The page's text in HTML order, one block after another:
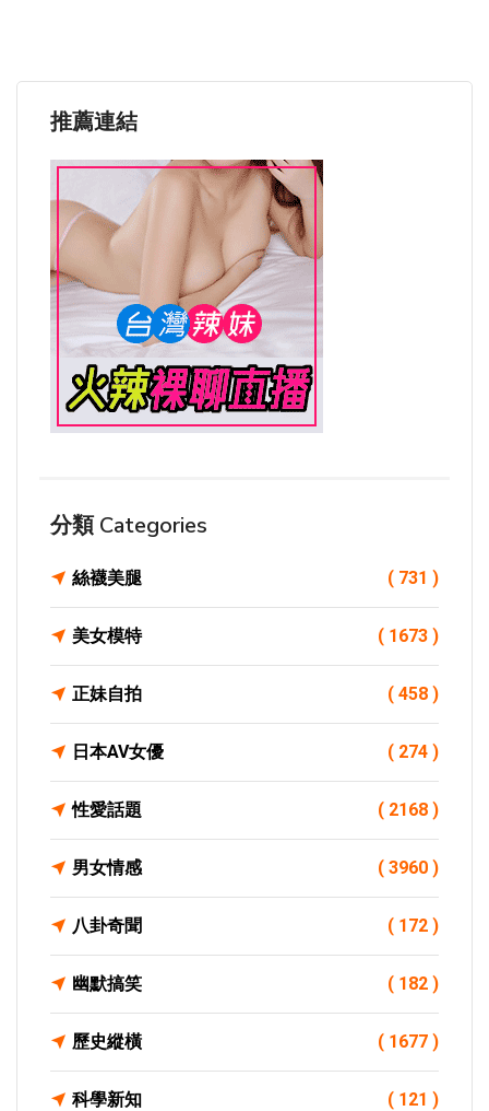
推薦連結
分類 Categories
絲襪美腿 ( 731 )
美女模特 ( 1673 )
正妹自拍 ( 458 )
日本AV女優 ( 274 )
性愛話題 ( 2168 )
男女情感 ( 3960 )
八卦奇聞 ( 172 )
幽默搞笑 ( 182 )
歷史縱橫 ( 1677 )
科學新知 ( 121 )